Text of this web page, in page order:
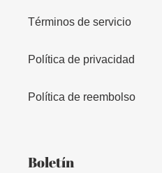
Términos de servicio
Política de privacidad
Política de reembolso
Boletín